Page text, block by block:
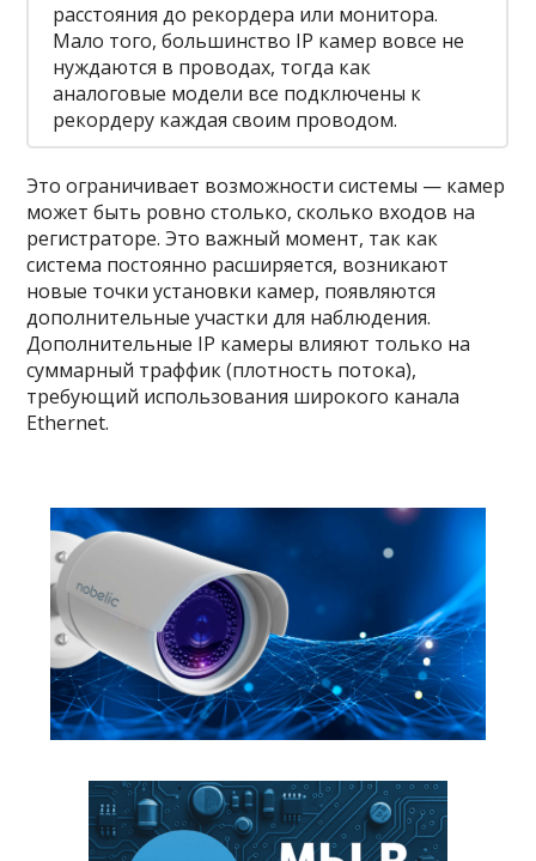
расстояния до рекордера или монитора.
Мало того, большинство IP камер вовсе не
нуждаются в проводах, тогда как
аналоговые модели все подключены к
рекордеру каждая своим проводом.
Это ограничивает возможности системы — камер
может быть ровно столько, сколько входов на
регистраторе. Это важный момент, так как
система постоянно расширяется, возникают
новые точки установки камер, появляются
дополнительные участки для наблюдения.
Дополнительные IP камеры влияют только на
суммарный траффик (плотность потока),
требующий использования широкого канала
Ethernet.